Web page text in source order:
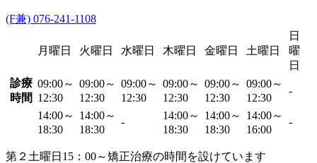
(F兼) 076-241-1108
月曜日 火曜日 水曜日 木曜日 金曜日 土曜日
日
曜
日
診療
時間
09:00～
12:30
09:00～
12:30
09:00～
12:30
09:00～
12:30
09:00～
12:30
09:00～
12:30
-
14:00～
18:30
14:00～
18:30
-
14:00～
18:30
14:00～
18:30
14:00～
16:00
-
第２土曜日15：00～矯正治療の時間を設けています